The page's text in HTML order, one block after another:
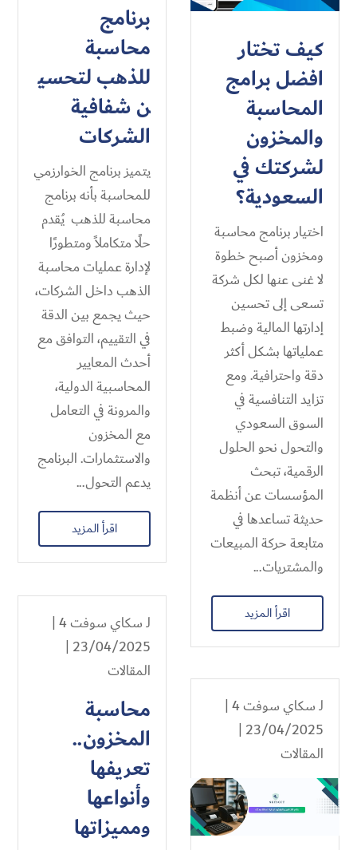
كيف تختار
افضل برامج
المحاسبة
والمخزون
لشركتك في
السعودية؟
اختيار برنامج محاسبة
ومخزون أصبح خطوة
لا غنى عنها لكل شركة
تسعى إلى تحسين
إدارتها المالية وضبط
عملياتها بشكل أكثر
دقة واحترافية. ومع
تزايد التنافسية في
السوق السعودي
والتحول نحو الحلول
الرقمية، تبحث
المؤسسات عن أنظمة
حديثة تساعدها في
متابعة حركة المبيعات
والمشتريات...
اقرأ المزيد
برنامج
محاسبة
للذهب لتحسي
ن شفافية
الشركات
يتميز برنامج الخوارزمي
للمحاسبة بأنه برنامج
محاسبة للذهب يُقدم
حلًا متكاملاً ومتطورًا
لإدارة عمليات محاسبة
الذهب داخل الشركات،
حيث يجمع بين الدقة
في التقييم، التوافق مع
أحدث المعايير
المحاسبية الدولية،
والمرونة في التعامل
مع المخزون
والاستثمارات. البرنامج
يدعم التحول...
اقرأ المزيد
لـسكاي سوفت 4
|
23/04/2025 |
المقالات
محاسبة
المخزون​..
تعريفها
وأنواعها
ومميزاتها
لـسكاي سوفت 4
|
23/04/2025 |
المقالات